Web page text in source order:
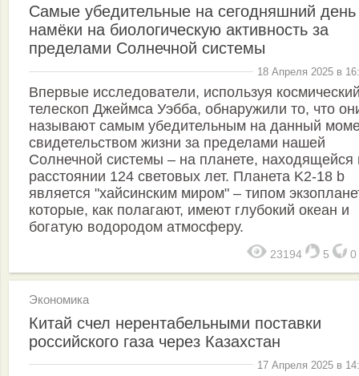
Самые убедительные на сегодняшний день
намёки на биологическую активность за
пределами Солнечной системы
18 Апреля 2025 в
Впервые исследователи, используя
телескоп Джеймса Уэбба, обнаружили то, что
называют самым убедительным на данный
свидетельством жизни за пределами нашей
Солнечной системы – на планете, находящейся
расстоянии 124 световых лет. Планета K2-18 b
является "хайсинским миром" – типом
которые, как полагают, имеют глубокий океан и
богатую водородом атмосферу.
23194 5 0
Экономика
Китай счел нерентабельными поставки
российского газа через Казахстан
17 Апреля 2025 в